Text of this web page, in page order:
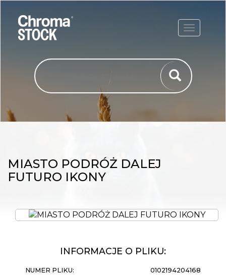
MIASTO PODRÓŻ DALEJ
FUTURO IKONY
INFORMACJE O PLIKU:
NUMER PLIKU:
0102194204168